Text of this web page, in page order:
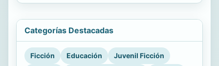
Categorías Destacadas
Ficción Educación Juvenil Ficción